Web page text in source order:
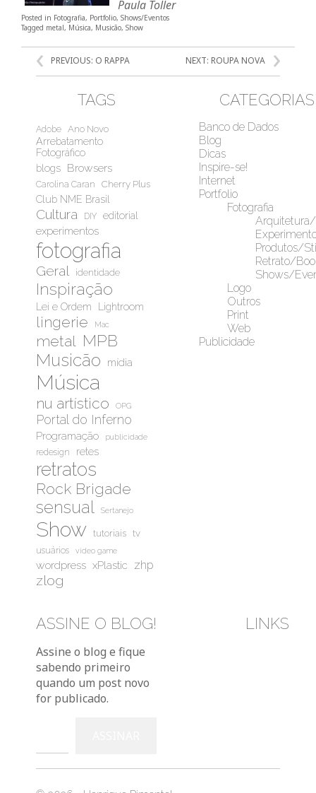
Paula Toller
Posted in Fotografia, Portfolio, Shows/Eventos
Tagged metal, Música, Musicão, Show
POST
PREVIOUS: O RAPPA NEXT: ROUPA NOVA
TAGS
Adobe Ano Novo
Arrebatamento
Fotográfico
blogs
Browsers
Carolina Caran Cherry Plus
Club NME Brasil
Cultura DIY editorial
experimentos
fotografia
Geral identidade
Inspiração
Lei e Ordem Lightroom
lingerie Mac
metal MPB
Musicão mídia
Música
nu artístico OPG
Portal do Inferno
Programação publicidade
redesign retes
retratos
Rock Brigade
sensual Sertanejo
Show tutoriais tv
usuários video game
wordpress xPlastic zhp
zlog
CATEGORIAS
Banco de Dados
Blog
Dicas
Inspire-se!
Internet
Portfolio
Fotografia
Produtos/
Retrato/
Shows/
Logo
Outros
Print
Web
Publicidade
ASSINE O BLOG!
Assine o blog e fique
sabendo primeiro
quando um post novo
for publicado.
LINKS